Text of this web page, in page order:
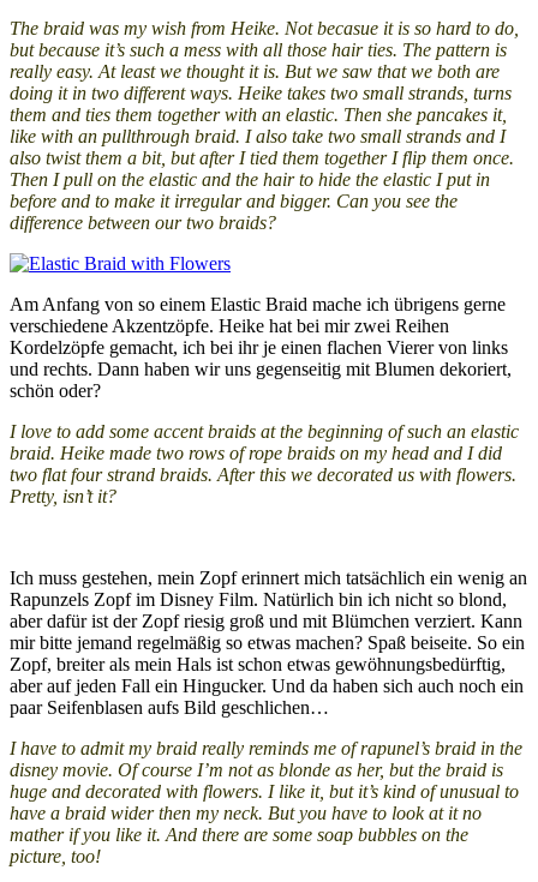
The braid was my wish from Heike. Not becasue it is so hard to do,
but because it’s such a mess with all those hair ties. The pattern is
really easy. At least we thought it is. But we saw that we both are
doing it in two different ways. Heike takes two small strands, turns
them and ties them together with an elastic. Then she pancakes it,
like with an pullthrough braid. I also take two small strands and I
also twist them a bit, but after I tied them together I flip them once.
Then I pull on the elastic and the hair to hide the elastic I put in
before and to make it irregular and bigger. Can you see the
difference between our two braids?
Am Anfang von so einem Elastic Braid mache ich übrigens gerne
verschiedene Akzentzöpfe. Heike hat bei mir zwei Reihen
Kordelzöpfe gemacht, ich bei ihr je einen flachen Vierer von links
und rechts. Dann haben wir uns gegenseitig mit Blumen dekoriert,
schön oder?
I love to add some accent braids at the beginning of such an elastic
braid. Heike made two rows of rope braids on my head and I did
two flat four strand braids. After this we decorated us with flowers.
Pretty, isn’t it?
Ich muss gestehen, mein Zopf erinnert mich tatsächlich ein wenig an
Rapunzels Zopf im Disney Film. Natürlich bin ich nicht so blond,
aber dafür ist der Zopf riesig groß und mit Blümchen verziert. Kann
mir bitte jemand regelmäßig so etwas machen? Spaß beiseite. So ein
Zopf, breiter als mein Hals ist schon etwas gewöhnungsbedürftig,
aber auf jeden Fall ein Hingucker. Und da haben sich auch noch ein
paar Seifenblasen aufs Bild geschlichen…
I have to admit my braid really reminds me of rapunel’s braid in the
disney movie. Of course I’m not as blonde as her, but the braid is
huge and decorated with flowers. I like it, but it’s kind of unusual to
have a braid wider then my neck. But you have to look at it no
mather if you like it. And there are some soap bubbles on the
picture, too!